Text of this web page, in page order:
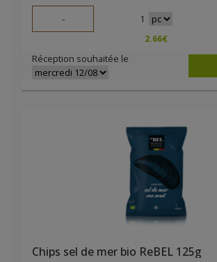
- 1
2.66€
Réception souhaitée le
Chips sel de mer bio ReBEL 125g